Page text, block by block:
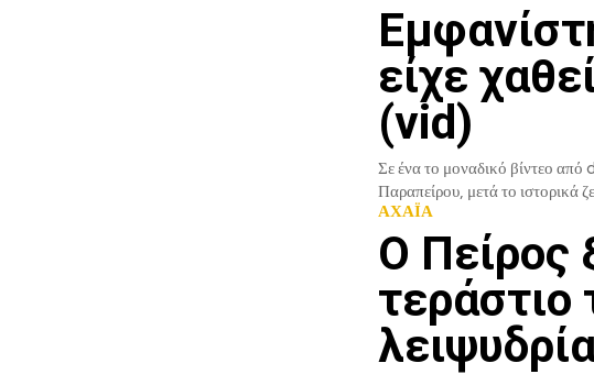
είχε
(vid)
Σε ένα το μοναδικό βίντεο από
ΑΧΑΪΑ
O Πείρος